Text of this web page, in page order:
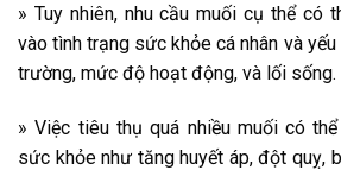
» Tuy nhiên, nhu cầu muối cụ thể có
vào tình trạng sức khỏe cá nhân và
trường, mức độ hoạt động, và lối sống.
» Việc tiêu thụ quá nhiều muối có
sức khỏe như tăng huyết áp, đột quỵ,